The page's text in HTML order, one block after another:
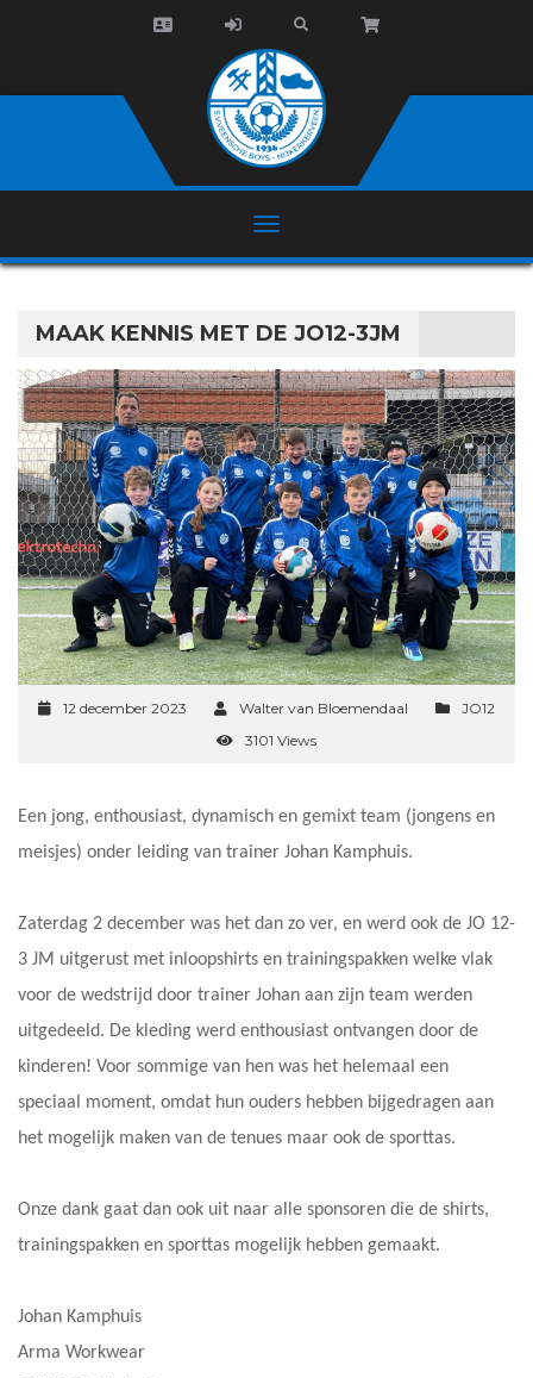
MAAK KENNIS MET DE JO12-3JM
12 december 2023 Walter van Bloemendaal
JO12
3101 Views
Een jong, enthousiast, dynamisch en gemixt team (jongens en
meisjes) onder leiding van trainer Johan Kamphuis.
Zaterdag 2 december was het dan zo ver, en werd ook de JO 12-
3 JM uitgerust met inloopshirts en trainingspakken welke vlak
voor de wedstrijd door trainer Johan aan zijn team werden
uitgedeeld. De kleding werd enthousiast ontvangen door de
kinderen! Voor sommige van hen was het helemaal een
speciaal moment, omdat hun ouders hebben bijgedragen aan
het mogelijk maken van de tenues maar ook de sporttas.
Onze dank gaat dan ook uit naar alle sponsoren die de shirts,
trainingspakken en sporttas mogelijk hebben gemaakt.
Johan Kamphuis
Arma Workwear